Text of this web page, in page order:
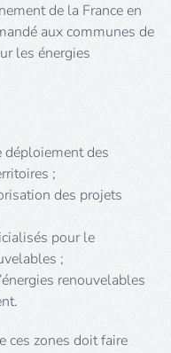
de la France en
aux communes de
les énergies
des
;
des projets
pour le
;
renouvelables
ces zones doit faire